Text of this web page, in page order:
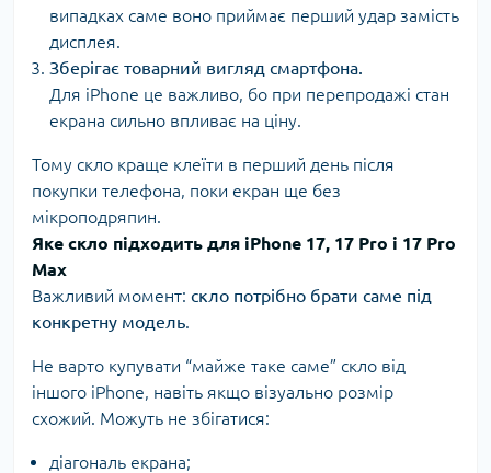
випадках саме воно приймає перший удар замість
дисплея.
Зберігає товарний вигляд смартфона.
Для iPhone це важливо, бо при перепродажі стан
екрана сильно впливає на ціну.
Тому скло краще клеїти в перший день після
покупки телефона, поки екран ще без
мікроподряпин.
Яке скло підходить для iPhone 17, 17 Pro і 17 Pro
Max
Важливий момент: скло потрібно брати саме під
конкретну модель.
Не варто купувати “майже таке саме” скло від
іншого iPhone, навіть якщо візуально розмір
схожий. Можуть не збігатися:
діагональ екрана;